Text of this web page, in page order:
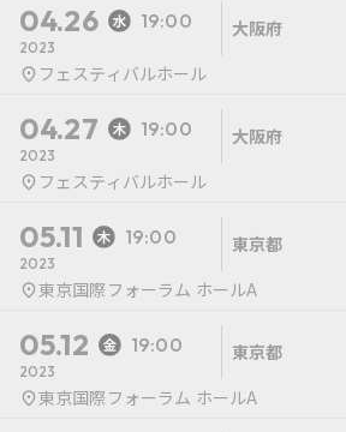
04.26 19:00
2023
大阪府
フェスティバルホール
04.27 19:00
2023
大阪府
フェスティバルホール
05.11 19:00
2023
東京都
東京国際フォーラム ホールA
05.12 19:00
2023
東京都
東京国際フォーラム ホールA